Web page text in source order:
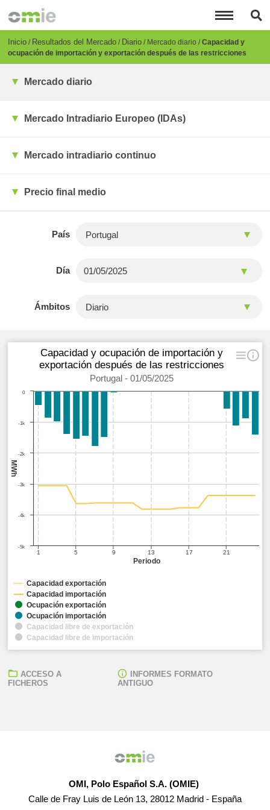
principal
Breadcrumb
Inicio Resultados del Mercado Diario Mercado diario Capacidad y
ocupación de importación y exportación después de las restricciones
Mercado diario
Mercado Intradiario Europeo (IDAs)
Mercado intradiario continuo
Precio final medio
País
Día
Ámbitos
Periodo
MWh
Capacidad y ocupación de importación y
exportación después de las restricciones
Portugal - 01/05/2025
1 5 9 13 17 21
-5k
-4k
-3k
-2k
-1k
0
Capacidad exportación
Capacidad importación
Ocupación exportación
Ocupación importación
Capacidad libre de exportación
Capacidad libre de importación
ACCESO A
FICHEROS
INFORMES FORMATO
ANTIGUO
OMI, Polo Español S.A. (OMIE)
Calle de Fray Luis de León 13, 28012 Madrid - España